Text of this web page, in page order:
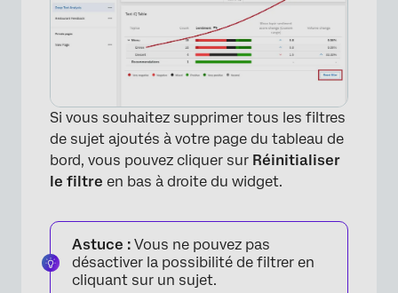
Si vous souhaitez supprimer tous les filtres
de sujet ajoutés à votre page du tableau de
bord, vous pouvez cliquer sur Réinitialiser
le filtre en bas à droite du widget.
Astuce : Vous ne pouvez pas
désactiver la possibilité de filtrer en
cliquant sur un sujet.